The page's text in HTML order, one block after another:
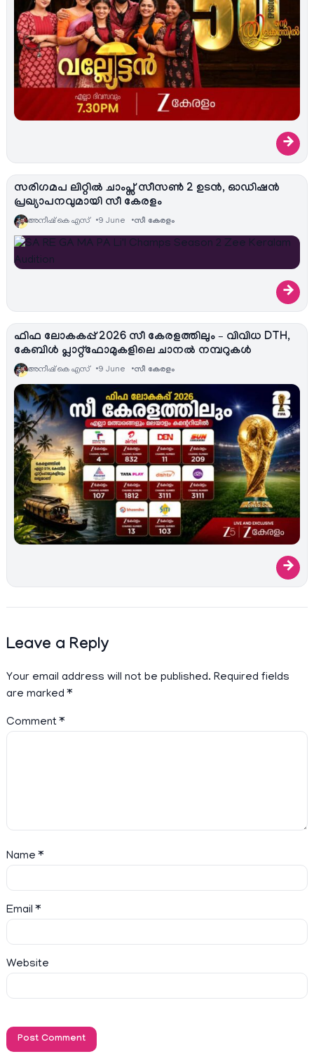
→
സരിഗമപ ലിറ്റിൽ ചാംപ്സ് സീസൺ 2 ഉടൻ, ഓഡിഷൻ
പ്രഖ്യാപനവുമായി സീ കേരളം
അനീഷ്‌ കെ എസ് 9 June സീ കേരളം
→
ഫിഫ ലോകകപ്പ് 2026 സീ കേരളത്തിലും – വിവിധ DTH,
കേബിൾ പ്ലാറ്റ്ഫോമുകളിലെ ചാനൽ നമ്പറുകൾ
അനീഷ്‌ കെ എസ് 9 June സീ കേരളം
→
Leave a Reply
Your email address will not be published. Required fields
are marked*
Comment*
Name*
Email*
Website